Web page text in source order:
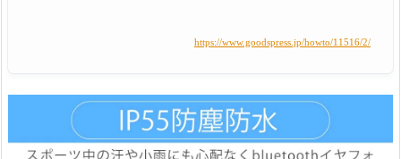
https://www.goodspress.jp/howto/11516/2/